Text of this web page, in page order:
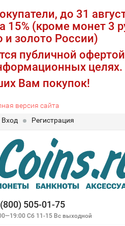
до 31
15% (кроме монет 3
и золото России)
публичной
целях.
Вам покупок!
версия сайта
Вход
Регистрация
505-01-75
Сб 11-15 Вс выходной